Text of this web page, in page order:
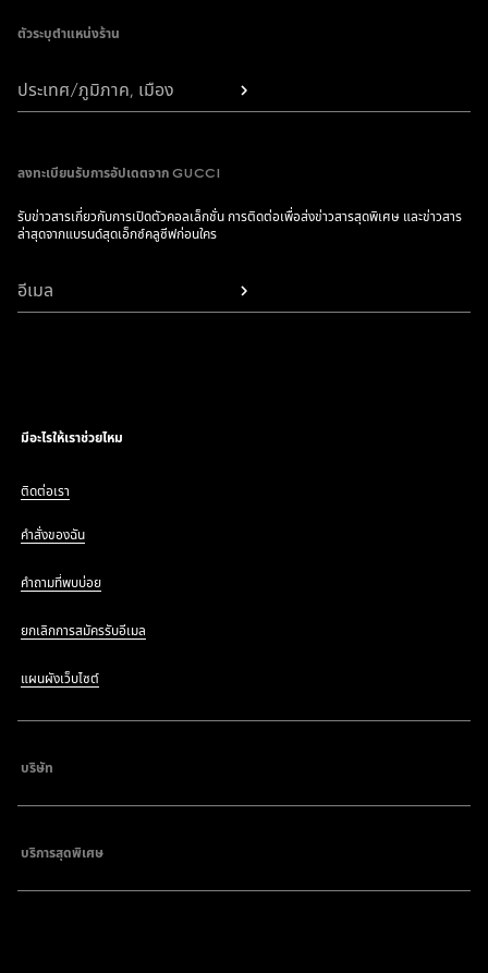
ตัวระบุตำแหน่งร้าน
ประเทศ/ภูมิภาค, เมือง
ลงทะเบียนรับการอัปเดตจาก GUCCI
รับข่าวสารเกี่ยวกับการเปิดตัวคอลเล็กชั่น การติดต่อเพื่อส่งข่าวสารสุดพิเศษ และข่าวสาร
ล่าสุดจากแบรนด์สุดเอ็กซ์คลูซีฟก่อนใคร
อีเมล
มีอะไรให้เราช่วยไหม
ติดต่อเรา
คำสั่งของฉัน
คำถามที่พบบ่อย
ยกเลิกการสมัครรับอีเมล
แผนผังเว็บไซต์
บริษัท
บริการสุดพิเศษ